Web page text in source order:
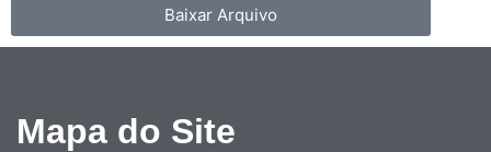
Baixar Arquivo
Mapa do Site